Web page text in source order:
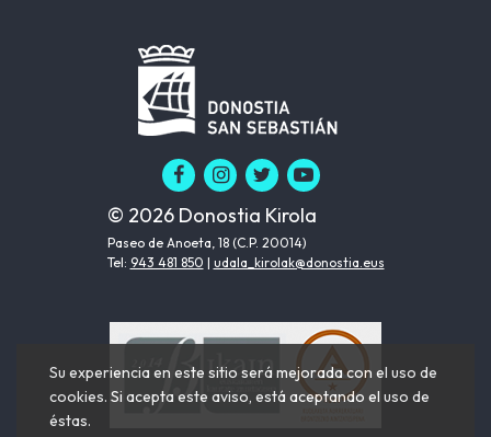
© 2026 Donostia Kirola
Paseo de Anoeta, 18 (C.P. 20014)
Tel: 943 481 850 | udala_kirolak@donostia.eus
Su experiencia en este sitio será mejorada con el uso de
cookies. Si acepta este aviso, está aceptando el uso de
éstas.